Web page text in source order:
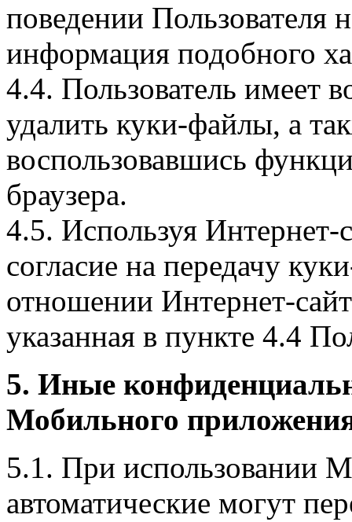
поведении Пользователя
информация подобного
4.4. Пользователь имеет
удалить куки-файлы, а
воспользовавшись
браузера.
4.5. Используя Интернет-
согласие на передачу
отношении Интернет-
указанная в пункте 4.4
5. Иные
Мобильного
5.1. При использовании
автоматические могут